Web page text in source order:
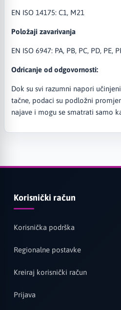
EN ISO 14175: C1, M21
Položaji zavarivanja
EN ISO 6947: PA, PB, PC, PD, PE,
Odricanje od odgovornosti:
Dok su svi razumni napori
tačne, podaci su podložni
najave i mogu se smatrati samo
Korisnički račun
Korisnička podrška
Regionalne postavke
Kreiraj korisnički račun
Prijava